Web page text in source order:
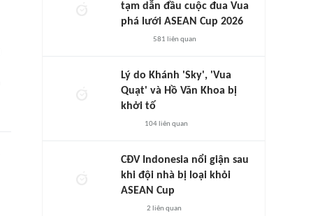
tạm dẫn đầu cuộc đua Vua
phá lưới ASEAN Cup 2026
581 liên quan
Lý do Khánh 'Sky', 'Vua
Quạt' và Hồ Văn Khoa bị
khởi tố
104liên quan
CĐV Indonesia nổi giận sau
khi đội nhà bị loại khỏi
ASEAN Cup
2 liên quan